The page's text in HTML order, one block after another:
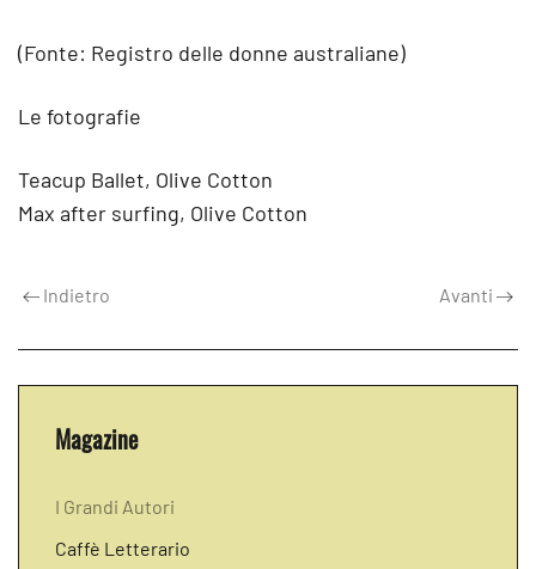
(Fonte: Registro delle donne australiane)
Le fotografie
Teacup Ballet, Olive Cotton
Max after surfing, Olive Cotton
Indietro Avanti
Magazine
I Grandi Autori
Caffè Letterario